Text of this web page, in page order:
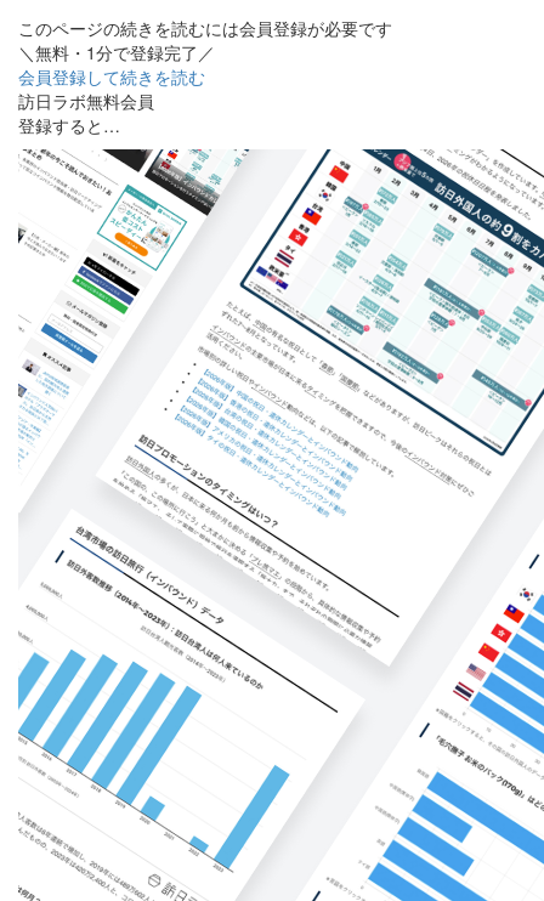
このページの続きを読むには会員登録が必要です
＼無料・1分で登録完了／
会員登録して続きを読む
訪日ラボ無料会員
登録すると…